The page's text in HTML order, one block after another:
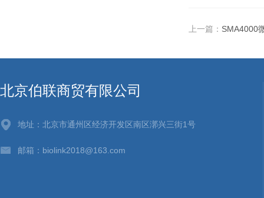
上一篇： SMA4000微量
北京伯联商贸有限公司
地址：北京市通州区经济开发区南区漷兴三街1号
邮箱：biolink2018@163.com